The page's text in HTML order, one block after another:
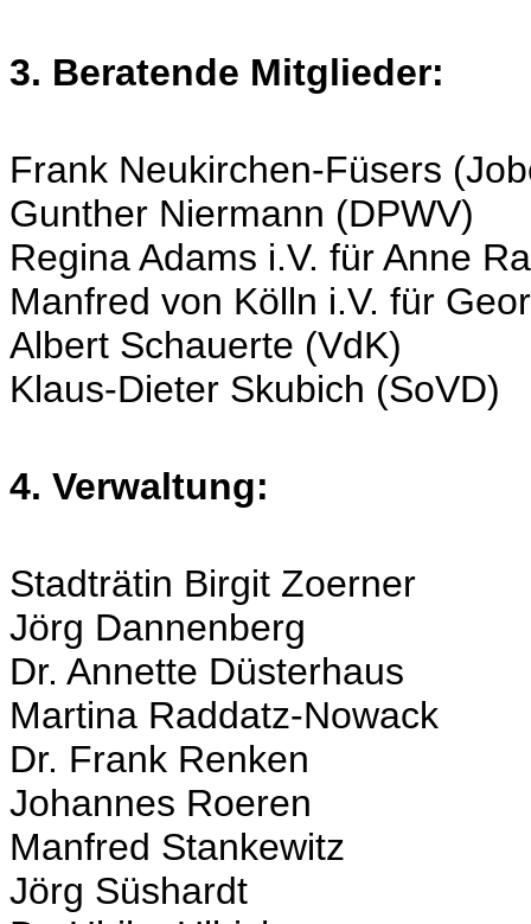
3. Beratende Mitglieder:
Frank Neukirchen-Füsers
Gunther Niermann (DPWV)
Regina Adams i.V. für Anne
Manfred von Kölln i.V. für
Albert Schauerte (VdK)
Klaus-Dieter Skubich (SoVD)
4. Verwaltung:
Stadträtin Birgit Zoerner
Jörg Dannenberg
Dr. Annette Düsterhaus
Martina Raddatz-Nowack
Dr. Frank Renken
Johannes Roeren
Manfred Stankewitz
Jörg Süshardt